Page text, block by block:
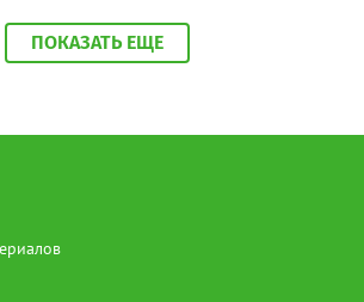
и ресторанный бизнес (+11%, до
и сервисное обслуживание
оплаты на подработке: за год
к прошлому году).
ПОКАЗАТЬ ЕЩЕ